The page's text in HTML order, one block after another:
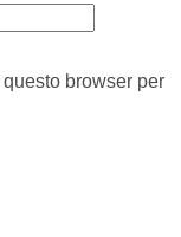
browser per